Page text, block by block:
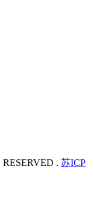
. 苏ICP